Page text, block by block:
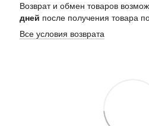
Возврат и обмен товаров
дней после получения товара
Все условия возврата